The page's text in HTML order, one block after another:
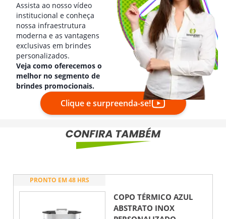
Assista ao nosso vídeo
institucional e conheça
nossa infraestrutura
moderna e as vantagens
exclusivas em brindes
personalizados.
Veja como oferecemos o
melhor no segmento de
brindes promocionais.
Clique e surpreenda-se!
PRONTO EM 48 HRS
COPO TÉRMICO AZUL
ABSTRATO INOX